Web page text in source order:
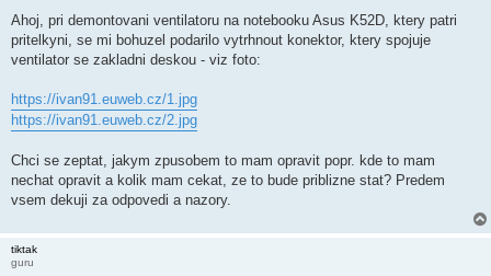
í
p
ě
k
Ahoj, pri demontovani ventilatoru na notebooku Asus K52D, ktery patri
pritelkyni, se mi bohuzel podarilo vytrhnout konektor, ktery spojuje
ventilator se zakladni deskou - viz foto:
https://ivan91.euweb.cz/1.jpg
https://ivan91.euweb.cz/2.jpg
Chci se zeptat, jakym zpusobem to mam opravit popr. kde to mam
nechat opravit a kolik mam cekat, ze to bude priblizne stat? Predem
vsem dekuji za odpovedi a nazory.
tiktak
guru